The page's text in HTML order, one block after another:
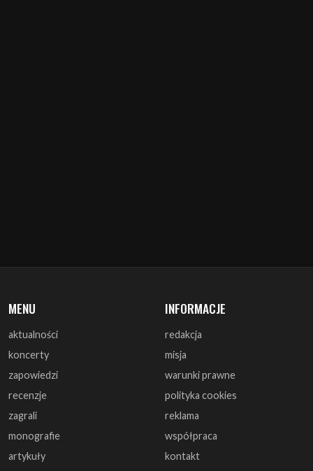
MENU
aktualności
koncerty
zapowiedzi
recenzje
zagrali
monografie
artykuły
INFORMACJE
redakcja
misja
warunki prawne
polityka cookies
reklama
współpraca
kontakt